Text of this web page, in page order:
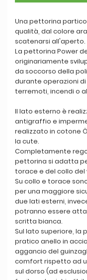
Una pettorina
qualità, dal colore
scatenarsi all'aperto.
La pettorina Power
originariamente
da soccorso della
durante operazioni
terremoti, incendi o
Il lato esterno è
antigraffio e
realizzato in cotone
la cute.
Completamente
pettorina si adatta
torace e del collo del
Su collo e torace
per una maggiore
due lati esterni,
potranno essere
scritta bianca.
Sul lato superiore, la
pratico anello in
aggancio del
comfort rispetto ad
sul dorso (ad